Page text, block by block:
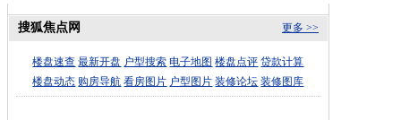
更多 >>
搜狐焦点网
楼盘速查 最新开盘 户型搜索 电子地图 楼盘点评 贷款计算
楼盘动态 购房导航 看房图片 户型图片 装修论坛 装修图库